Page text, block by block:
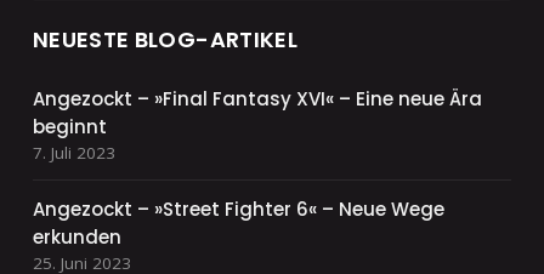
NEUESTE BLOG-ARTIKEL
Angezockt – »Final Fantasy XVI« – Eine neue Ära
beginnt
7. Juli 2023
Angezockt – »Street Fighter 6« – Neue Wege
erkunden
25. Juni 2023